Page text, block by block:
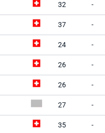
32 -
37 -
24 -
26 -
26 -
27 -
35 -